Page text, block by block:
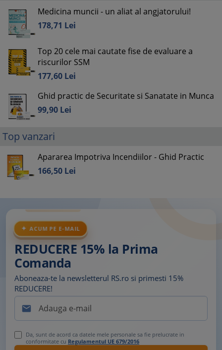
Medicina muncii - un aliat al angjatorului!
178,71 Lei
Top 20 cele mai cautate fise de evaluare a
riscurilor SSM
177,60 Lei
Ghid practic de Securitate si Sanatate in Munca
99,90 Lei
Top vanzari
Apararea Impotriva Incendiilor - Ghid Practic
166,50 Lei
ACUM PE E-MAIL
REDUCERE 15% la Prima
Comanda
Aboneaza-te la newsletterul RS.ro si primesti 15%
REDUCERE!

Da, sunt de acord ca datele mele personale sa fie prelucrate in
conformitate cu Regulamentul UE 679/2016